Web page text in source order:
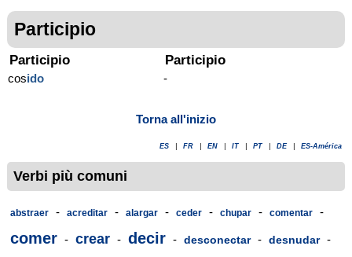
Participio
Participio
cosido
Participio
-
Torna all'inizio
ES FR EN IT PT DE ES-América
Verbi più comuni
abstraer - acreditar - alargar - ceder - chupar - comentar -
comer - crear - decir - desconectar - desnudar -